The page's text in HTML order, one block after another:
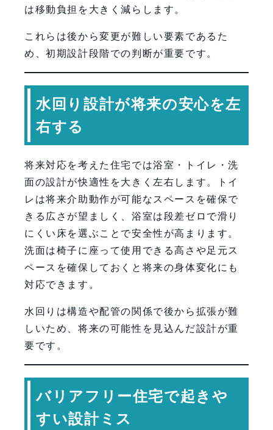
は移動負担を大きく減らします。
これらは後から変更が難しい要素であるた
め、初期設計段階での判断が重要です。
水回り設計が将来の安心を左
右する
将来対応を考えた住宅では浴室・トイレ・洗
面の設計が快適性を大きく左右します。トイ
レは将来介助動作が可能なスペースを確保で
きる広さが望ましく、浴室は段差ゼロで滑り
にくい床を選ぶことで安全性が高まります。
洗面は椅子に座って使用できる高さや足元ス
ペースを確保しておくと将来の身体変化にも
対応できます。
水回りは構造や配管の関係で後から拡張が難
しいため、将来の可能性を見込んだ設計が重
要です。
バリアフリー住宅で起きや
すい設計ミス